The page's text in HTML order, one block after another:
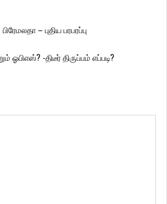
– புதிய பரபரப்பு
-திடீர் திருப்பம் எப்படி?